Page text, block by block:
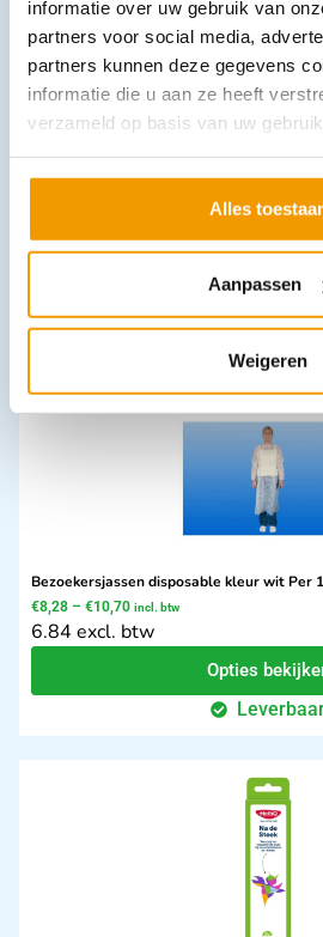
informatie over uw gebruik van
partners voor social media,
partners kunnen deze gegevens
informatie die u aan ze heeft
verzameld op basis van uw
Alles
Aanpassen
Weigeren
Onderlegger RIBOCARE 4 laags in Pak 30
4.94 excl. btw
Opties
Bezoekersjassen disposable kleur wit Per
€8,28 – €10,70 incl. btw
6.84 excl. btw
Opties